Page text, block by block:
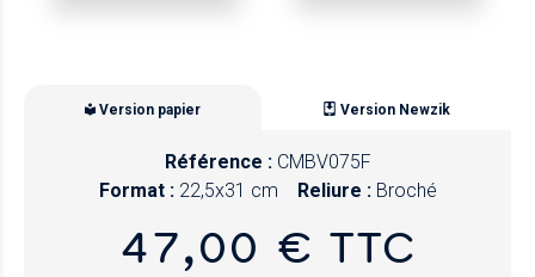
Version papier Version Newzik
Référence : CMBV075F
Format : 22,5x31 cm Reliure : Broché
47,00 € TTC